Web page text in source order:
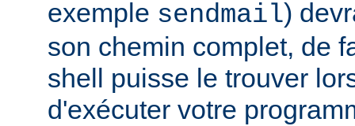
exemple sendmail)
son chemin complet, de
shell puisse le trouver
d'exécuter votre